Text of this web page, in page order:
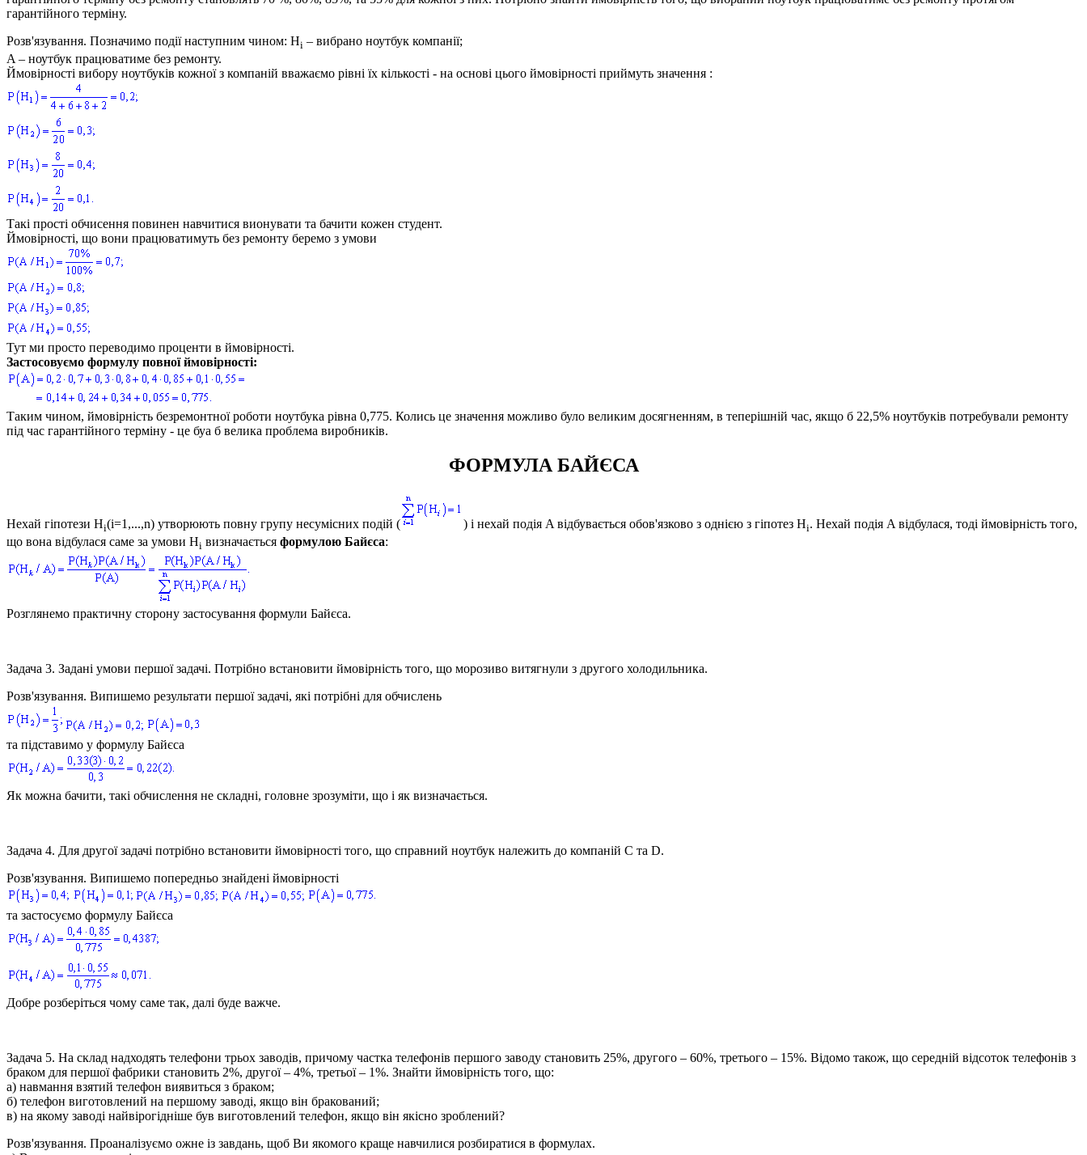
гарантійного терміну.
Розв'язування. Позначимо події наступним чином: Hi – вибрано ноутбук компанії;
A– ноутбук працюватиме без ремонту.
Ймовірності вибору ноутбуків кожної з компаній вважаємо рівні їх кількості - на основі цього ймовірності приймуть значення :
Такі прості обчисення повинен навчитися вионувати та бачити кожен студент.
Ймовірності, що вони працюватимуть без ремонту беремо з умови
Тут ми просто переводимо проценти в ймовірності.
Застосовуємо формулу повної ймовірності:
Таким чином, ймовірність безремонтної роботи ноутбука рівна 0,775. Колись це значення можливо було великим досягненням, в теперішній час, якщо б 22,5% ноутбуків потребували ремонту
під час гарантійного терміну - це буа б велика проблема виробників.
ФОРМУЛА БАЙЄСА
Нехай гіпотези Hi(i=1,...,n) утворюють повну групу несумісних подій ( ) і нехай подія A відбувається обов'язково з однією з гіпотез Hi. Нехай подія A відбулася, тоді ймовірність того,
що вона відбулася саме за умови Hi визначається формулою Байєса:
Розглянемо практичну сторону застосування формули Байєса.
Задача 3. Задані умови першої задачі. Потрібно встановити ймовірність того, що морозиво витягнули з другого холодильника.
Розв'язування. Випишемо результати першої задачі, які потрібні для обчислень
та підставимо у формулу Байєса
Як можна бачити, такі обчислення не складні, головне зрозуміти, що і як визначається.
Задача 4. Для другої задачі потрібно встановити ймовірності того, що справний ноутбук належить до компаній C та D.
Розв'язування. Випишемо попередньо знайдені ймовірності
та застосуємо формулу Байєса
Добре розберіться чому саме так, далі буде важче.
Задача 5. На склад надходять телефони трьох заводів, причому частка телефонів першого заводу становить 25%, другого – 60%, третього – 15%. Відомо також, що середній відсоток телефонів з
браком для першої фабрики становить 2%, другої – 4%, третьої – 1%. Знайти ймовірність того, що:
а) навмання взятий телефон виявиться з браком;
б) телефон виготовлений на першому заводі, якщо він бракований;
в) на якому заводі найвірогідніше був виготовлений телефон, якщо він якісно зроблений?
Розв'язування. Проаналізуємо ожне із завдань, щоб Ви якомого краще навчилися розбиратися в формулах.